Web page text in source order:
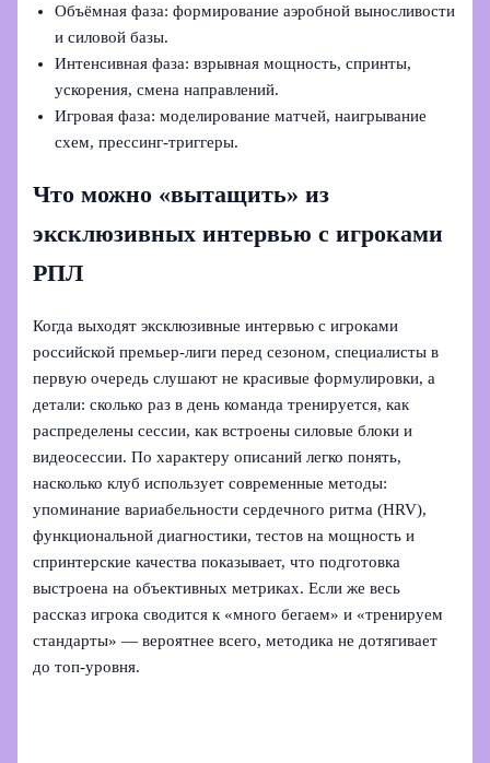
Объёмная фаза: формирование аэробной выносливости
и силовой базы.
Интенсивная фаза: взрывная мощность, спринты,
ускорения, смена направлений.
Игровая фаза: моделирование матчей, наигрывание
схем, прессинг-триггеры.
Что можно «вытащить» из
эксклюзивных интервью с игроками
РПЛ
Когда выходят эксклюзивные интервью с игроками
российской премьер-лиги перед сезоном, специалисты в
первую очередь слушают не красивые формулировки, а
детали: сколько раз в день команда тренируется, как
распределены сессии, как встроены силовые блоки и
видеосессии. По характеру описаний легко понять,
насколько клуб использует современные методы:
упоминание вариабельности сердечного ритма (HRV),
функциональной диагностики, тестов на мощность и
спринтерские качества показывает, что подготовка
выстроена на объективных метриках. Если же весь
рассказ игрока сводится к «много бегаем» и «тренируем
стандарты» — вероятнее всего, методика не дотягивает
до топ-уровня.